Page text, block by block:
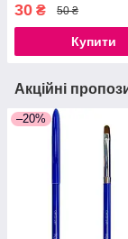
30 ₴ 50 ₴
Купити
Акційні
–20%